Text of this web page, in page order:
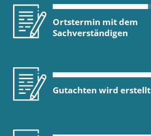
Ortstermin mit dem
Sachverständigen
Gutachten wird erstellt